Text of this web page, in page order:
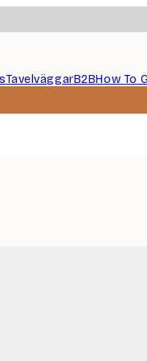
TavelväggarB2BHow To